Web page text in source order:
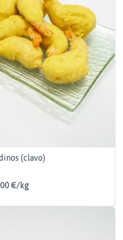
(clavo)
€/kg